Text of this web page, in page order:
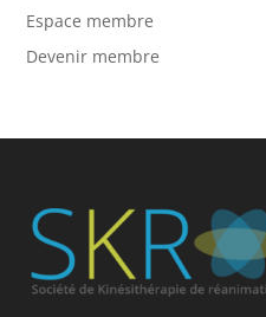
Espace membre
Devenir membre